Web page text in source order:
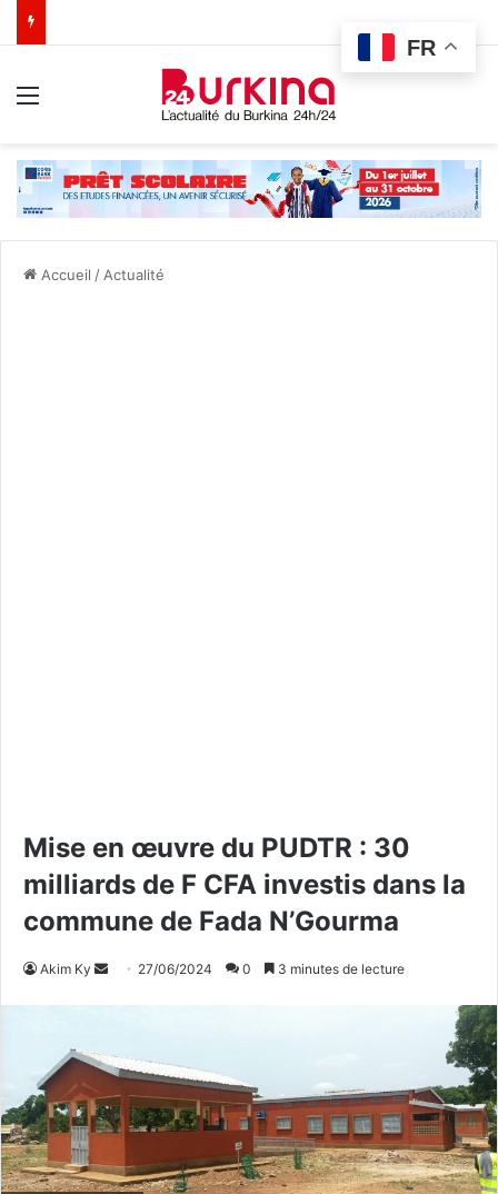
Accueil / Actualité
Mise en œuvre du PUDTR : 30
milliards de F CFA investis dans la
commune de Fada N’Gourma
Akim Ky
y
e
r
n
27/06/2024 0 3 minutes de lecture
FR